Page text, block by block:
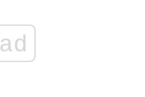
ad